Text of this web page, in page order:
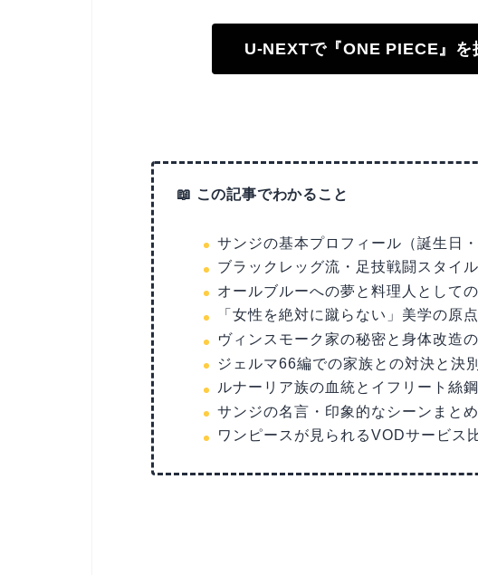
U-NEXTで『ONE PIECE』を
📖 この記事でわかること
サンジの基本プロフィール（誕生日
ブラックレッグ流・足技戦闘スタイ
オールブルーへの夢と料理人として
「女性を絶対に蹴らない」美学の原
ヴィンスモーク家の秘密と身体改造
ジェルマ66編での家族との対決と決別
ルナーリア族の血統とイフリート絲
サンジの名言・印象的なシーンまとめ
ワンピースが見られるVODサービス